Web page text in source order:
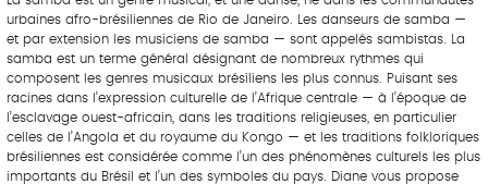
urbaines afro-brésiliennes de Rio de Janeiro. Les danseurs de samba —
et par extension les musiciens de samba — sont appelés sambistas. La
samba est un terme général désignant de nombreux rythmes qui
composent les genres musicaux brésiliens les plus connus. Puisant ses
racines dans l’expression culturelle de l’Afrique centrale — à l’époque de
l’esclavage ouest-africain, dans les traditions religieuses, en particulier
celles de l’Angola et du royaume du Kongo — et les traditions folkloriques
brésiliennes est considérée comme l’un des phénomènes culturels les plus
importants du Brésil et l’un des symboles du pays. Diane vous propose